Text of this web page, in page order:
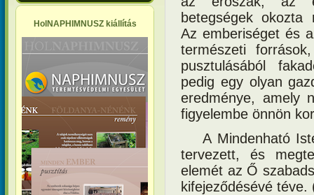
HolNAPHIMNUSZ kiállítás
betegségek
Az emberiséget és
természeti
pusztulásából
pedig egy olyan
eredménye, amely
figyelembe önnön
A Mindenható
tervezett, és
elemét az Ő
kifejeződésévé téve.